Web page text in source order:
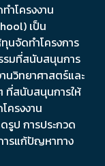
ำโครงงาน
เป็น
นจัดทำโครงการ
รมที่สนับสนุนการ
นวิทยาศาสตร์และ
ที่สนับสนุนการให้
ครงงาน
รูป การประกวด
ารแก้ปัญหาทาง